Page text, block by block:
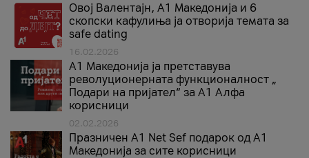
Овој Валентајн, A1 Македонија и 6
скопски кафулиња ја отворија темата за
safe dating
16.02.2026
А1 Македонија ја претставува
револуционерната функционалност „
Подари на пријател“ за А1 Алфа
корисници
02.02.2026
Празничен A1 Net Sеf подарок од А1
Македонија за сите корисници